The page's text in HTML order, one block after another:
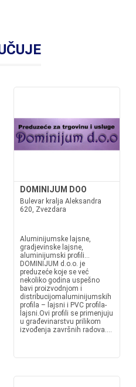
DOMINIJUM DOO
Bulevar kralja Aleksandra
620, Zvezdara
Aluminijumske lajsne,
gradjevinske lajsne,
aluminijumski profili...
DOMINIJUM d.o.o. je
preduzeće koje se već
nekoliko godina uspešno
bavi proizvodnjom i
distribucijomaluminijumskih
profila – lajsni i PVC profila-
lajsni.Ovi profili se primenjuju
u građevinarstvu prilikom
izvođenja završnih radova....